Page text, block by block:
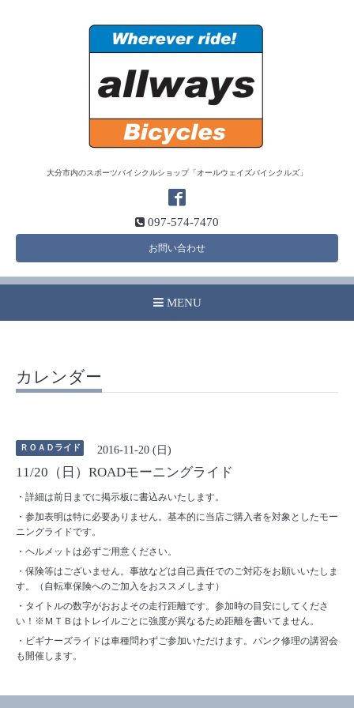
大分市内のスポーツバイシクルショップ「オールウェイズバイシクルズ」
097-574-7470
お問い合わせ
MENU
カレンダー
ＲＯＡＤライド 2016-11-20 (日)
11/20（日）ROADモーニングライド
・詳細は前日までに掲示板に書込みいたします。
・参加表明は特に必要ありません。基本的に当店ご購入者を対象としたモー
ニングライドです。
・ヘルメットは必ずご用意ください。
・保険等はございません。事故などは自己責任でのご対応をお願いいたしま
す。（自転車保険へのご加入をおススメします）
・タイトルの数字がおおよその走行距離です。参加時の目安にしてくださ
い！※ＭＴＢはトレイルごとに強度が異なるため距離を書いてません。
・ビギナーズライドは車種問わずご参加いただけます。パンク修理の講習会
も開催します。